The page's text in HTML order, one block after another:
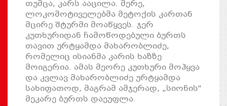
თუმცა, კარს ააცილა. მერე,
ლოკომოტიველებმა მეტოქის კართან
მცირე შტურმი მოაწყვეს. ჯერ
კუთხურიდან ჩამოწოდებული ბურთს
თავით ურტყამდა მახარობლიძე,
რომელიც ისიანმა კარის ხაზზე
მოიგერია. ამას მეორე კუთხური მოჰყვა
და კვლავ მახარობლიძე ურტყამდა
სახიფათოდ, მაგრამ ამჯერად, „სიონის“
მეკარე ბურთს დაეუფლა.